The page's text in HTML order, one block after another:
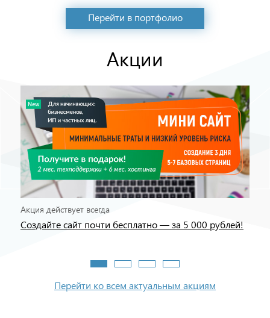
Перейти в портфолио
Акции
Акция действует всегда
Создайте сайт почти бесплатно — за 5 000 рублей!
Перейти ко всем актуальным акциям